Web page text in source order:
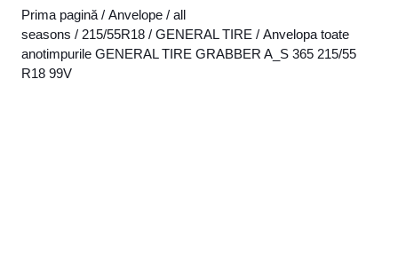
Prima pagină / Anvelope / all
seasons / 215/55R18 / GENERAL TIRE / Anvelopa toate
anotimpurile GENERAL TIRE GRABBER A_S 365 215/55
R18 99V